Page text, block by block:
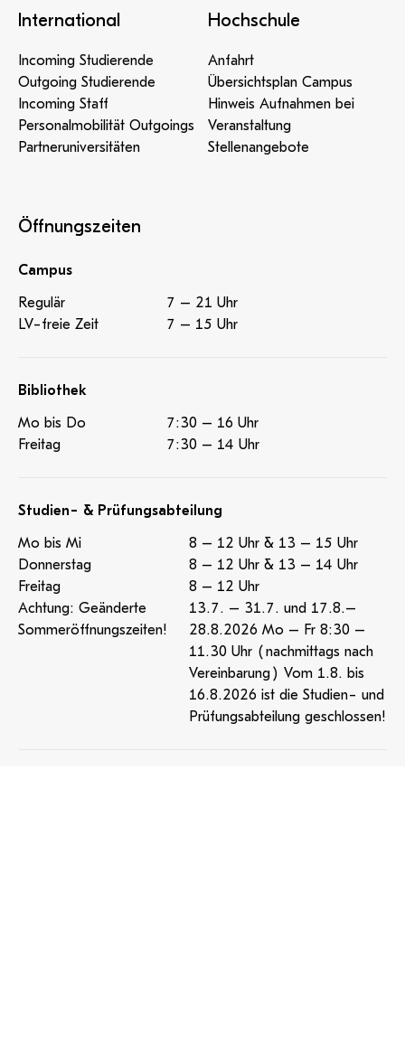
International
Incoming Studierende
Outgoing Studierende
Incoming Staff
Personalmobilität Outgoings
Partneruniversitäten
Hochschule
Anfahrt
Übersichtsplan Campus
Hinweis Aufnahmen bei
Veranstaltung
Stellenangebote
Öffnungszeiten
Campus
Regulär
7 – 21 Uhr
LV-freie Zeit
7 – 15 Uhr
Bibliothek
Mo bis Do
7:30 – 16 Uhr
Freitag
7:30 – 14 Uhr
Studien- & Prüfungsabteilung
Mo bis Mi
8 – 12 Uhr & 13 – 15 Uhr
Donnerstag
8 – 12 Uhr & 13 – 14 Uhr
Freitag
8 – 12 Uhr
Achtung: Geänderte
Sommeröffnungszeiten!
13.7. – 31.7. und 17.8.–
28.8.2026 Mo – Fr 8:30 –
11.30 Uhr (nachmittags nach
Vereinbarung) Vom 1.8. bis
16.8.2026 ist die Studien- und
Prüfungsabteilung geschlossen!